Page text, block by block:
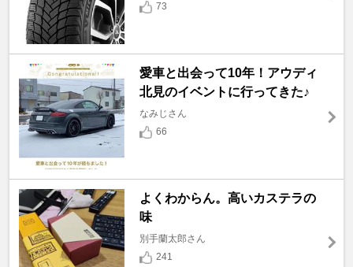
73
愛車と出会って10年！アウディ
北見のイベントに行ってきた♪
なみじさん
66
よくわからん。高いカステラの
味
別手蘭太郎さん
241